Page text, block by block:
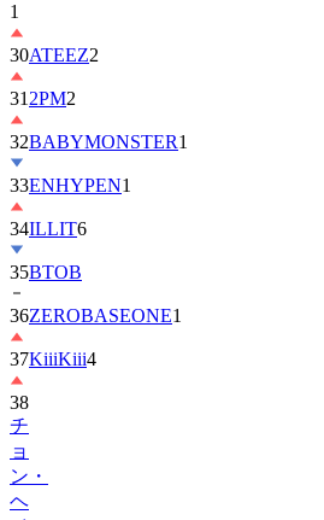
30
312PM2
32 BABYMONSTER
33ENHYPEN1
34ILLIT6
35BTOB
36ZEROBASEONE
37KiiiKiii4
38
チ
ョ
ン・
ヘ
イ
ン